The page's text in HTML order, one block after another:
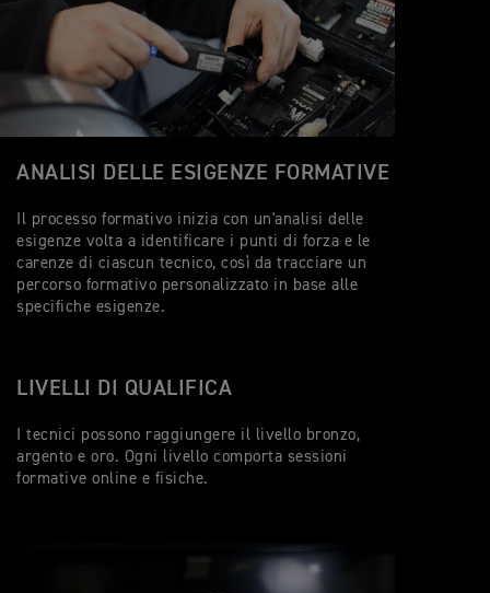
ANALISI DELLE ESIGENZE FORMATIVE
Il processo formativo inizia con un'analisi delle
esigenze volta a identificare i punti di forza e le
carenze di ciascun tecnico, così da tracciare un
percorso formativo personalizzato in base alle
specifiche esigenze.
LIVELLI DI QUALIFICA
I tecnici possono raggiungere il livello bronzo,
argento e oro. Ogni livello comporta sessioni
formative online e fisiche.